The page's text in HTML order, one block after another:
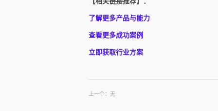
了解更多产品与能力
查看更多成功案例
立即获取行业方案
上一个：无